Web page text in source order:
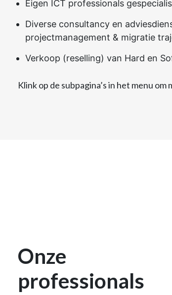
Eigen ICT professionals
Diverse consultancy en
projectmanagement & migratie
Verkoop (reselling) van Hard en
Klink op de subpagina’s in het menu om
Onze
professionals